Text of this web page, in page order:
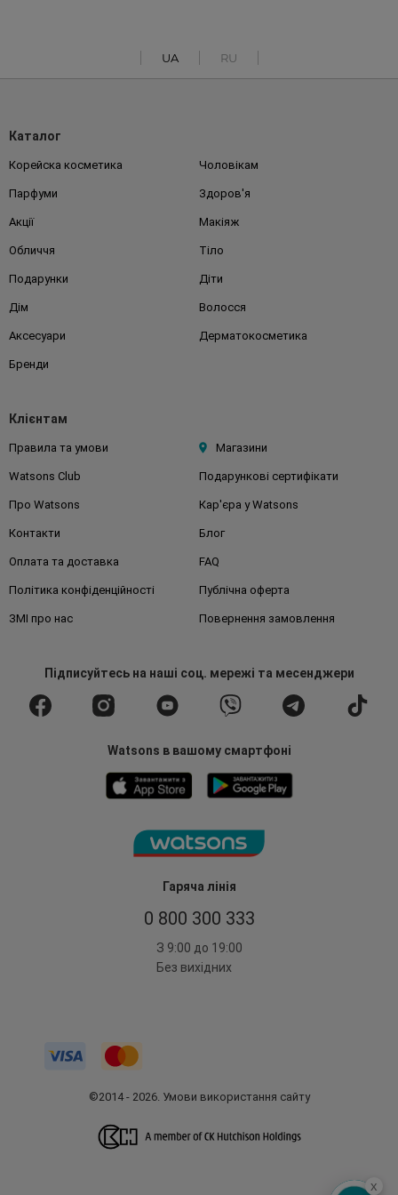
UA RU
Гаряча лінія
0 800 300 333
З 9:00 до 19:00
Без вихідних
Каталог
Корейска косметика Чоловікам
Парфуми Здоров'я
Акції Макіяж
Обличчя Тіло
Подарунки Діти
Дім Волосся
Аксесуари Дерматокосметика
Бренди
Клієнтам
Правила та умови Магазини
Watsons Club Подарункові сертифікати
Про Watsons Кар'єра у Watsons
Контакти Блог
Оплата та доставка FAQ
Політика конфіденційності Публічна оферта
ЗМІ про нас Повернення замовлення
Підписуйтесьна наші соц. мережі та месенджери
Watsons в вашому смартфоні
©2014 - 2026. Умови використання сайту
x